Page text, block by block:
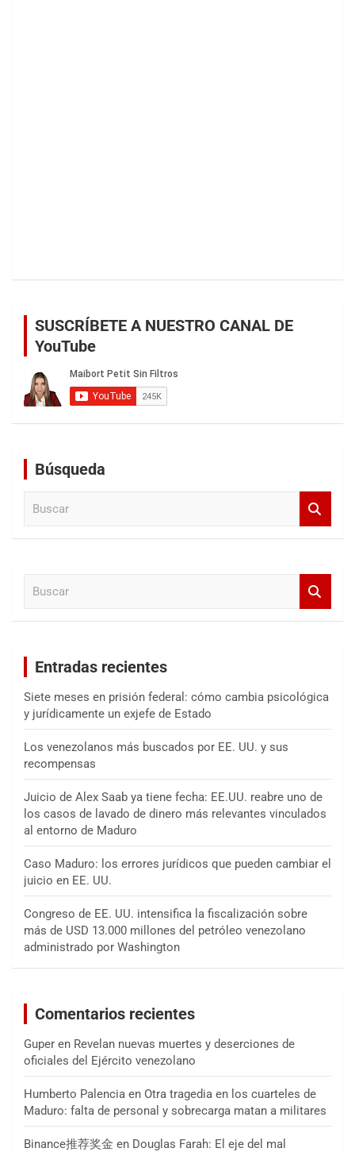
SUSCRÍBETE A NUESTRO CANAL DE
YouTube
Búsqueda
Entradas recientes
Siete meses en prisión federal: cómo cambia psicológica
y jurídicamente un exjefe de Estado
Los venezolanos más buscados por EE. UU. y sus
recompensas
Juicio de Alex Saab ya tiene fecha: EE.UU. reabre uno de
los casos de lavado de dinero más relevantes vinculados
al entorno de Maduro
Caso Maduro: los errores jurídicos que pueden cambiar el
juicio en EE. UU.
Congreso de EE. UU. intensifica la fiscalización sobre
más de USD 13.000 millones del petróleo venezolano
administrado por Washington
Comentarios recientes
Guper en Revelan nuevas muertes y deserciones de
oficiales del Ejército venezolano
Humberto Palencia en Otra tragedia en los cuarteles de
Maduro: falta de personal y sobrecarga matan a militares
Binance推荐奖金 en Douglas Farah: El eje del mal